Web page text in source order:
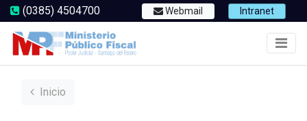
(0385) 4504700 Webmail Intranet
Inicio